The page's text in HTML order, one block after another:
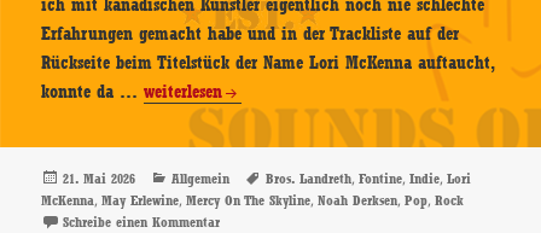
ich mit kanadischen Künstler eigentlich noch nie schlechte
Erfahrungen gemacht habe und in der Trackliste auf der
Rückseite beim Titelstück der Name Lori McKenna auftaucht,
konnte da …Noah
Derksen
–
Mercy
On
weiterlesen
Veröffentlicht
am
21. Mai 2026 Kategorien
Allgemein Schlagwörter
Bros. Landreth,Fontine,Indie,Lori
McKenna,May Erlewine,Mercy On The Skyline,Noah Derksen,Pop,Rock
Schreibe einen Kommentarzu Noah Derksen – Mercy On The Skyline – CD-Review